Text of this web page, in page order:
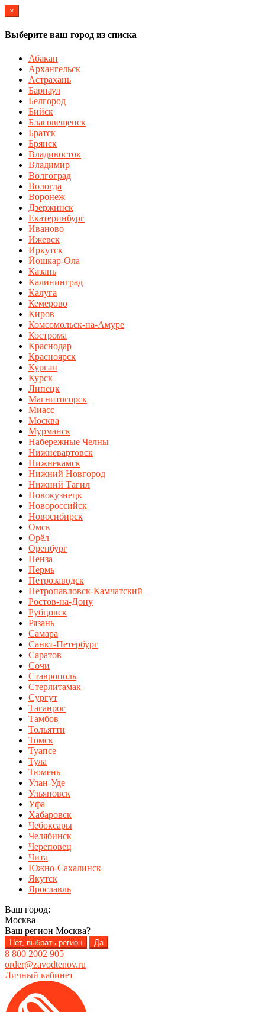
×
Выберите ваш город из списка
Абакан
Архангельск
Астрахань
Барнаул
Белгород
Бийск
Благовещенск
Братск
Брянск
Владивосток
Владимир
Волгоград
Вологда
Воронеж
Дзержинск
Екатеринбург
Иваново
Ижевск
Иркутск
Йошкар-Ола
Казань
Калининград
Калуга
Кемерово
Киров
Комсомольск-на-Амуре
Кострома
Краснодар
Красноярск
Курган
Курск
Липецк
Магнитогорск
Миасс
Москва
Мурманск
Набережные Челны
Нижневартовск
Нижнекамск
Нижний Новгород
Нижний Тагил
Новокузнецк
Новороссийск
Новосибирск
Омск
Орёл
Оренбург
Пенза
Пермь
Петрозаводск
Петропавловск-Камчатский
Ростов-на-Дону
Рубцовск
Рязань
Самара
Санкт-Петербург
Саратов
Сочи
Ставрополь
Стерлитамак
Сургут
Таганрог
Тамбов
Тольятти
Томск
Туапсе
Тула
Тюмень
Улан-Уде
Ульяновск
Уфа
Хабаровск
Чебоксары
Челябинск
Череповец
Чита
Южно-Сахалинск
Якутск
Ярославль
Ваш город:
Москва
Ваш регион Москва?
Нет, выбрать регион Да
8 800 2002 905
order@zavodtenov.ru
Личный кабинет
Перейти
навигации
Перейти
содержимому